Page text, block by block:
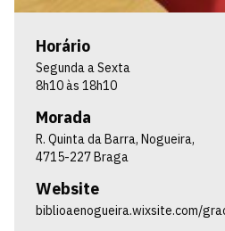
Horário
Segunda a Sexta
8h10 às 18h10
Morada
R. Quinta da Barra, Nogueira,
4715-227 Braga
Website
biblioaenogueira.wixsite.com/